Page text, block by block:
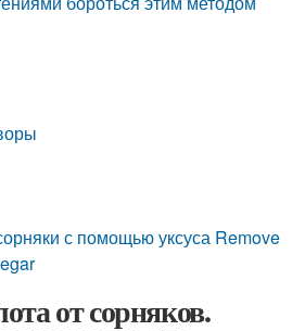
с помощью уксуса Remove
от сорняков.